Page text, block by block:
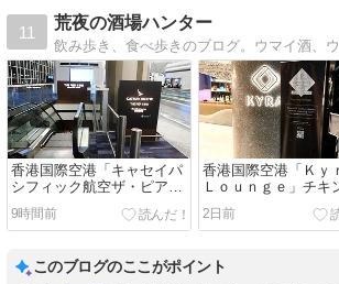
11
荒夜の酒場ハンター
香港国際空港「キャセイパ
シフィック航空ザ・ピアフ
ァーストクラスラウンジ」
ブルーチーズ
9時間前
香港国際空港「Ｋｙ
Ｌｏｕｎｇｅ」チキ
ームソース
2日前
このブログのここがポイント